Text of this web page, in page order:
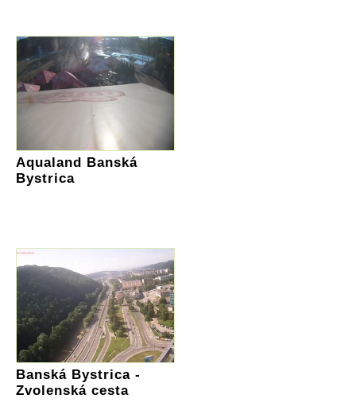
Aqualand Banská
Bystrica
Banská Bystrica -
Zvolenská cesta